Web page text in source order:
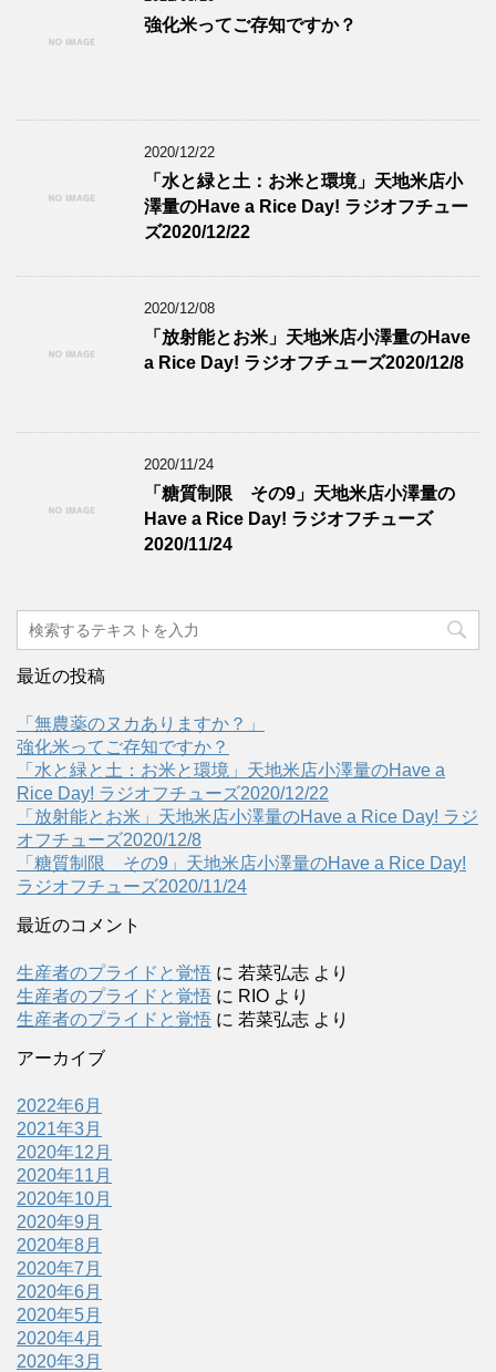
強化米ってご存知ですか？
2020/12/22
「水と緑と土：お米と環境」天地米店小
澤量のHave a Rice Day! ラジオフチュー
ズ2020/12/22
2020/12/08
「放射能とお米」天地米店小澤量のHave
a Rice Day! ラジオフチューズ2020/12/8
2020/11/24
「糖質制限 その9」天地米店小澤量の
Have a Rice Day! ラジオフチューズ
2020/11/24
最近の投稿
「無農薬のヌカありますか？」
強化米ってご存知ですか？
「水と緑と土：お米と環境」天地米店小澤量のHave a
Rice Day! ラジオフチューズ2020/12/22
「放射能とお米」天地米店小澤量のHave a Rice Day! ラジ
オフチューズ2020/12/8
「糖質制限 その9」天地米店小澤量のHave a Rice Day!
ラジオフチューズ2020/11/24
最近のコメント
生産者のプライドと覚悟 に 若菜弘志 より
生産者のプライドと覚悟 に RIO より
生産者のプライドと覚悟 に 若菜弘志 より
アーカイブ
2022年6月
2021年3月
2020年12月
2020年11月
2020年10月
2020年9月
2020年8月
2020年7月
2020年6月
2020年5月
2020年4月
2020年3月